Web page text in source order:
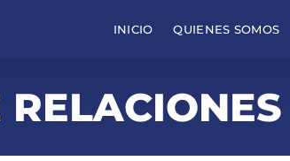
INICIO QUIENES SOMOS